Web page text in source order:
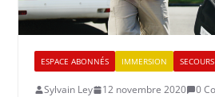
ESPACE ABONNÉS IMMERSION
Sylvain Ley 12 novembre 2020 0